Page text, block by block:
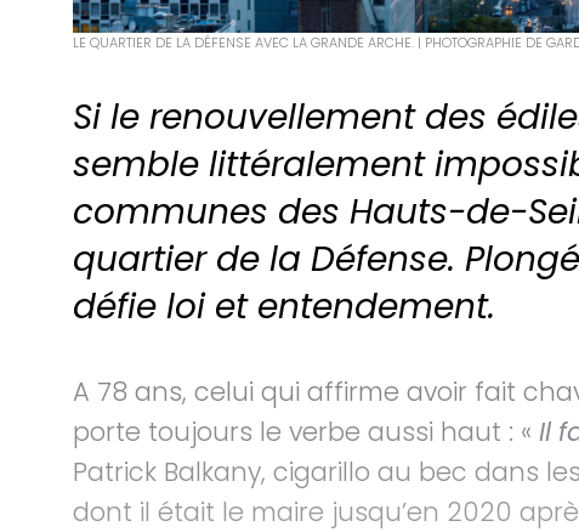
LE QUARTIER DE LA DÉFENSE AVEC LA GRANDE ARCHE. | PHOTOGRAPHIE DE
Si le renouvellement des
semble littéralement
communes des Hauts-de-
quartier de la Défense.
défie loi et entendement.
A 78 ans, celui qui affirme avoir fait
porte toujours le verbe aussi haut : « Il
Patrick Balkany, cigarillo au bec dans
dont il était le maire jusqu’en 2020